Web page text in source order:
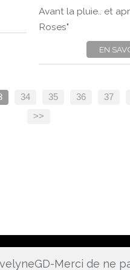
Avant la pluie.. et
Roses"
EN
34 35 36 37
>>
Merci de ne